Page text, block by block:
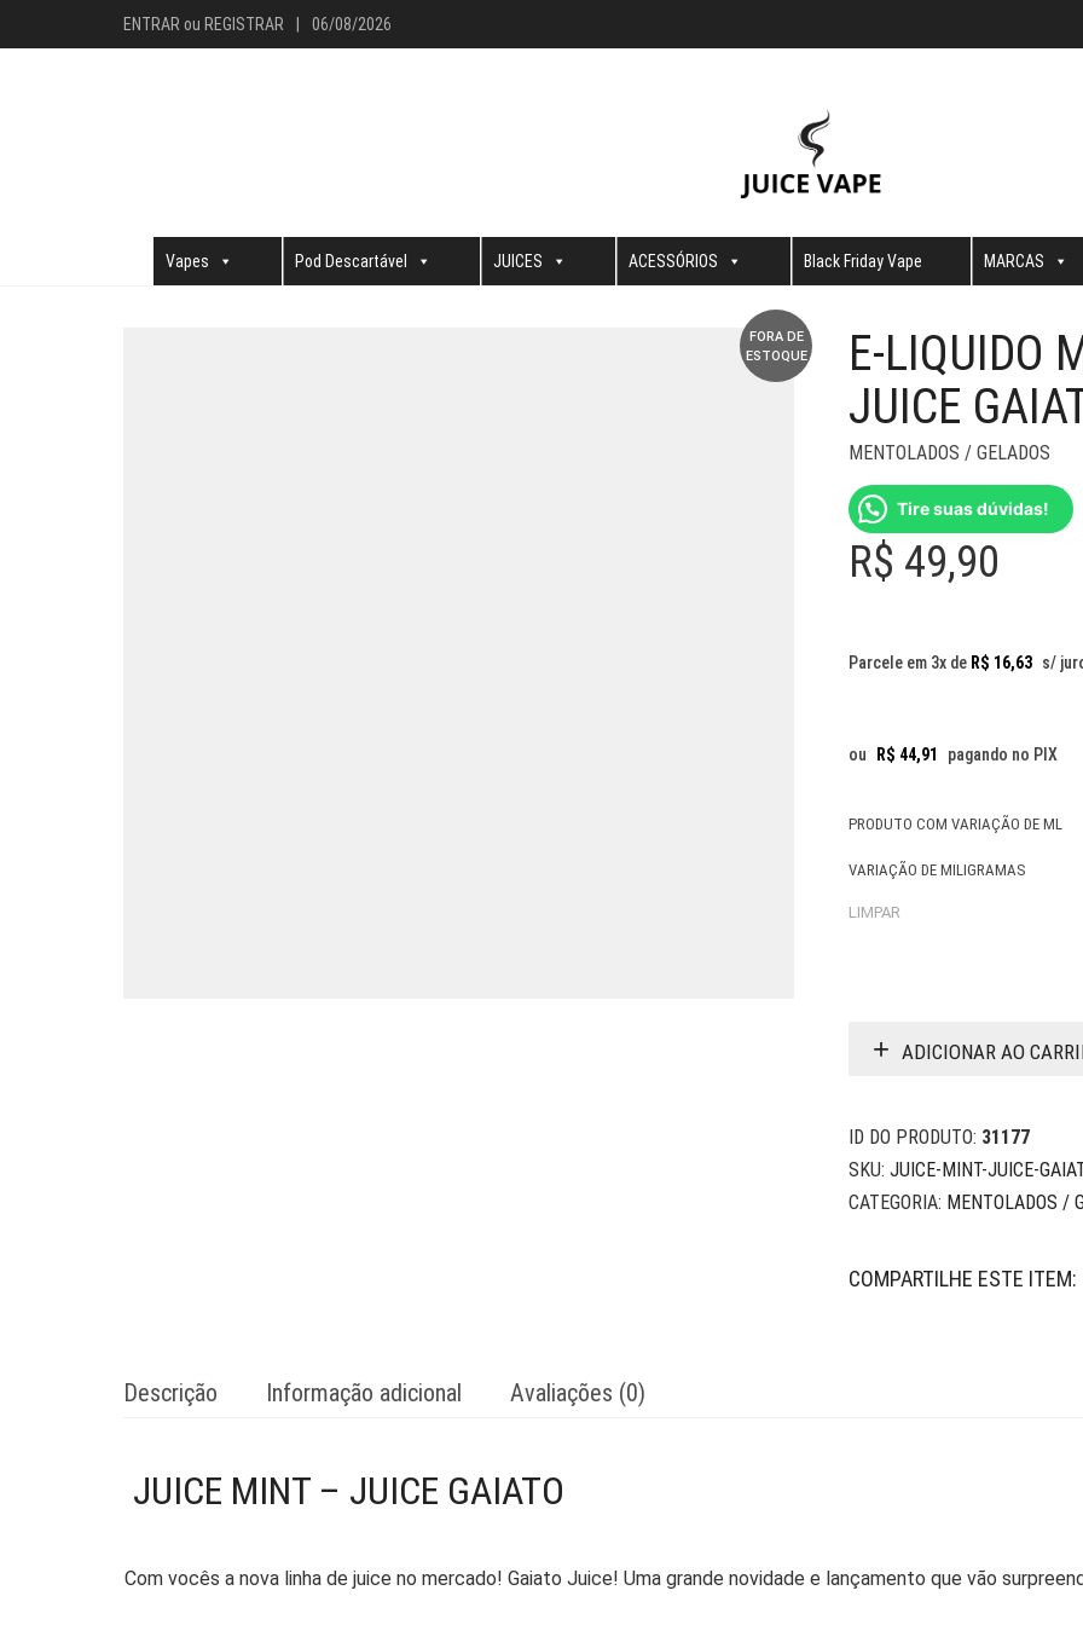
ENTRAR ou REGISTRAR 06/08/2026
Vapes Pod Descartável JUICES ACESSÓRIOS Black Friday Vape MARCAS
FORA DE
ESTOQUE
E-LIQUIDO
JUICE
MENTOLADOS / GELADOS
Tire suas dúvidas!
R$ 49,90
Parcele em 3x de R$ 16,63 s/
ou R$ 44,91 pagando no PIX
PRODUTO COM VARIAÇÃO DE ML
VARIAÇÃO DE MILIGRAMAS
LIMPAR
ADICIONAR AO
ID DO PRODUTO: 31177
SKU: JUICE-MINT-JUICE-
CATEGORIA: MENTOLADOS /
COMPARTILHE ESTE ITEM:
Descrição Informação adicional Avaliações (0)
JUICE MINT – JUICE GAIATO
Com vocês a nova linha de juice no mercado! Gaiato Juice! Uma grande novidade e lançamento que vão